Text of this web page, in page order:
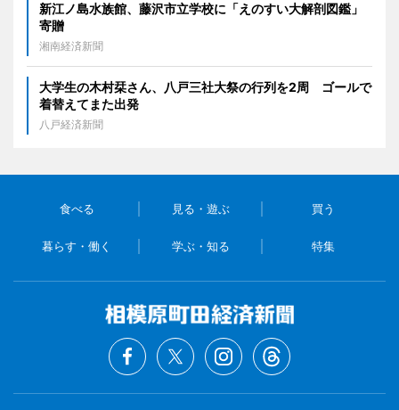
新江ノ島水族館、藤沢市立学校に「えのすい大解剖図鑑」
寄贈
湘南経済新聞
大学生の木村栞さん、八戸三社大祭の行列を2周 ゴールで
着替えてまた出発
八戸経済新聞
食べる 見る・遊ぶ 買う
暮らす・働く 学ぶ・知る 特集